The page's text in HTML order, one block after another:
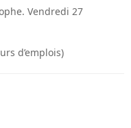
Vendredi 27
d’emplois)